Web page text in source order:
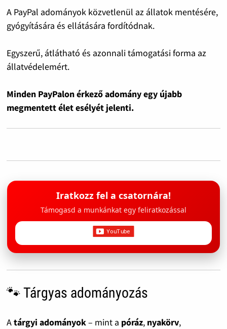
A PayPal adományok közvetlenül az állatok mentésére,
gyógyítására és ellátására fordítódnak.
Egyszerű, átlátható és azonnali támogatási forma az
állatvédelemért.
Minden PayPalon érkező adomány egy újabb
megmentett élet esélyét jelenti.
Iratkozz fel a csatornára!
Támogasd a munkánkat egy feliratkozással
🐾 Tárgyas adományozás
Atárgyi adományok– mint a póráz, nyakörv,